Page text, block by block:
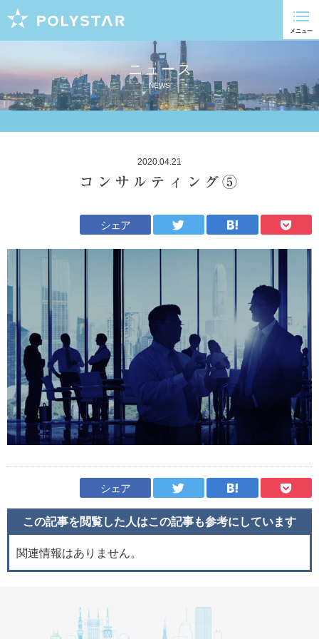
ニュース
NEWS
2020.04.21
コンサルティング⑤
シェア
シェア
この記事を閲覧した人はこの記事も参考にしています
関連情報はありません。